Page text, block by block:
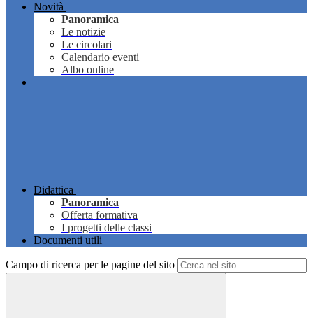
Novità
Panoramica
Le notizie
Le circolari
Calendario eventi
Albo online
Didattica
Panoramica
Offerta formativa
I progetti delle classi
Documenti utili
Campo di ricerca per le pagine del sito